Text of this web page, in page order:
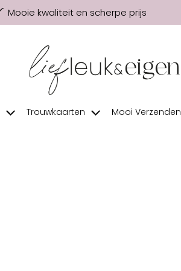
Mooie kwaliteit en scherpe prijs
Trouwkaarten Mooi Verzenden